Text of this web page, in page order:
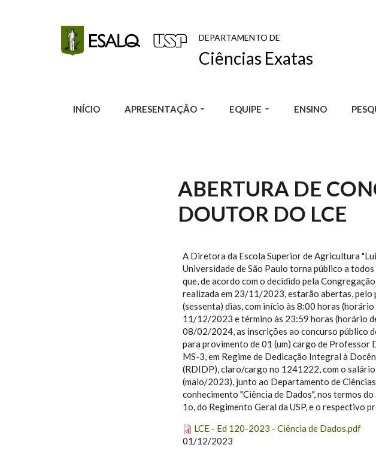
DEPARTAMENTO DE
Ciências Exatas
INÍCIO APRESENTAÇÃO EQUIPE ENSINO
ABERTURA DE
DOUTOR DO LCE
A Diretora da Escola Superior de Agricultura
Universidade de São Paulo torna público a
que, de acordo com o decidido pela
realizada em 23/11/2023, estarão abertas, pelo
(sessenta) dias, com início às 8:00 horas
11/12/2023 e término às 23:59 horas (horário
08/02/2024, as inscrições ao concurso público
para provimento de 01 (um) cargo de Professor
MS-3, em Regime de Dedicação Integral à
(RDIDP), claro/cargo no 1241222, com o
(maio/2023), junto ao Departamento de
conhecimento "Ciência de Dados", nos termos
1o, do Regimento Geral da USP, e o respectivo
LCE - ED 120-2023 -
LCE - Ed 120-2023 - Ciência de Dados.pdf
01/12/2023